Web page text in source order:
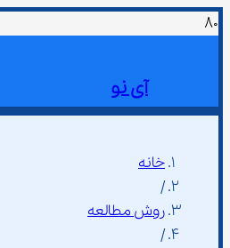
آی نو
خانه
/
روش مطالعه
/